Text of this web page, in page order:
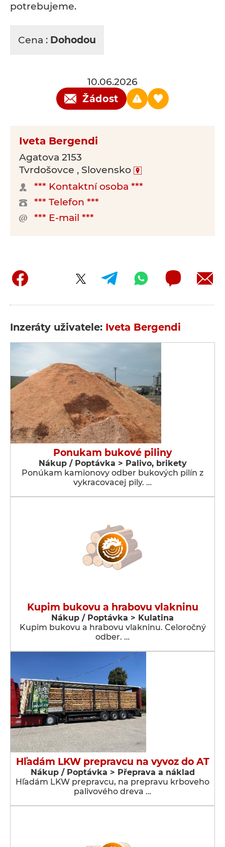
potrebujeme.
Cena : Dohodou
10.06.2026
Žádost
Iveta Bergendi
Agatova 2153
Tvrdošovce , Slovensko
*** Kontaktní osoba ***
*** Telefon ***
*** E-mail ***
Inzeráty uživatele: Iveta Bergendi
Ponukam bukové piliny
Nákup / Poptávka > Palivo, brikety
Ponúkam kamionovy odber bukových pilín z
vykracovacej pily. …
Kupim bukovu a hrabovu vlakninu
Nákup / Poptávka > Kulatina
Kupim bukovu a hrabovu vlakninu. Celoročný
odber. …
Hľadám LKW prepravcu na vyvoz do AT
Nákup / Poptávka > Přeprava a náklad
Hľadám LKW prepravcu, na prepravu krboveho
palivového dreva …